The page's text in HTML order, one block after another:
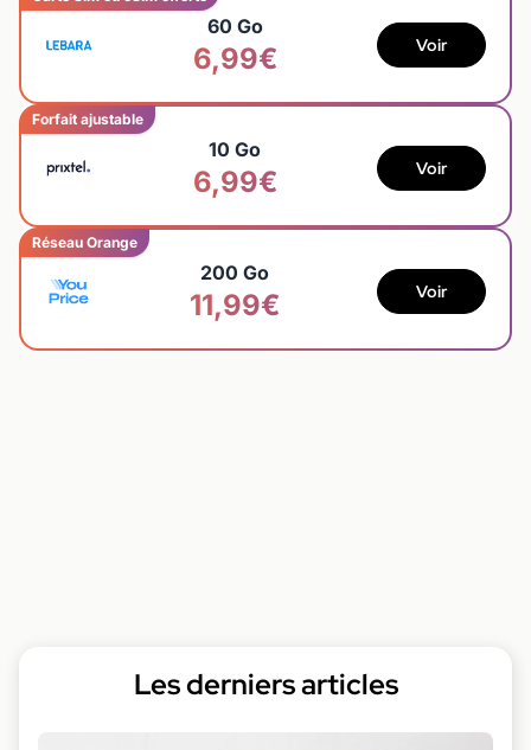
60 Go
6,99€ Voir
Forfait ajustable
10 Go
6,99€ Voir
Réseau Orange
200 Go
11,99€ Voir
Les derniers articles